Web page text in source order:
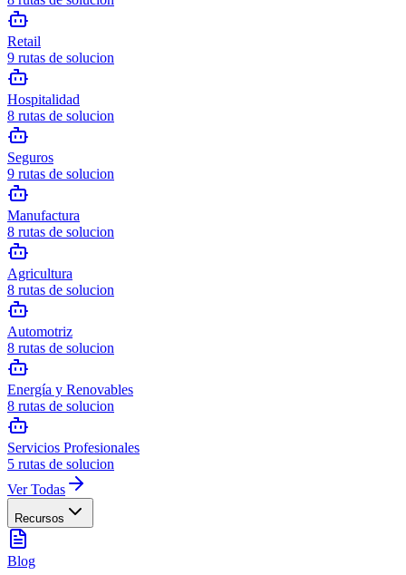
Retail
9 rutas de solucion
Hospitalidad
8 rutas de solucion
Seguros
9 rutas de solucion
Manufactura
8 rutas de solucion
Agricultura
8 rutas de solucion
Automotriz
8 rutas de solucion
Energía y Renovables
8 rutas de solucion
Servicios Profesionales
5 rutas de solucion
Ver Todas
Recursos
Blog